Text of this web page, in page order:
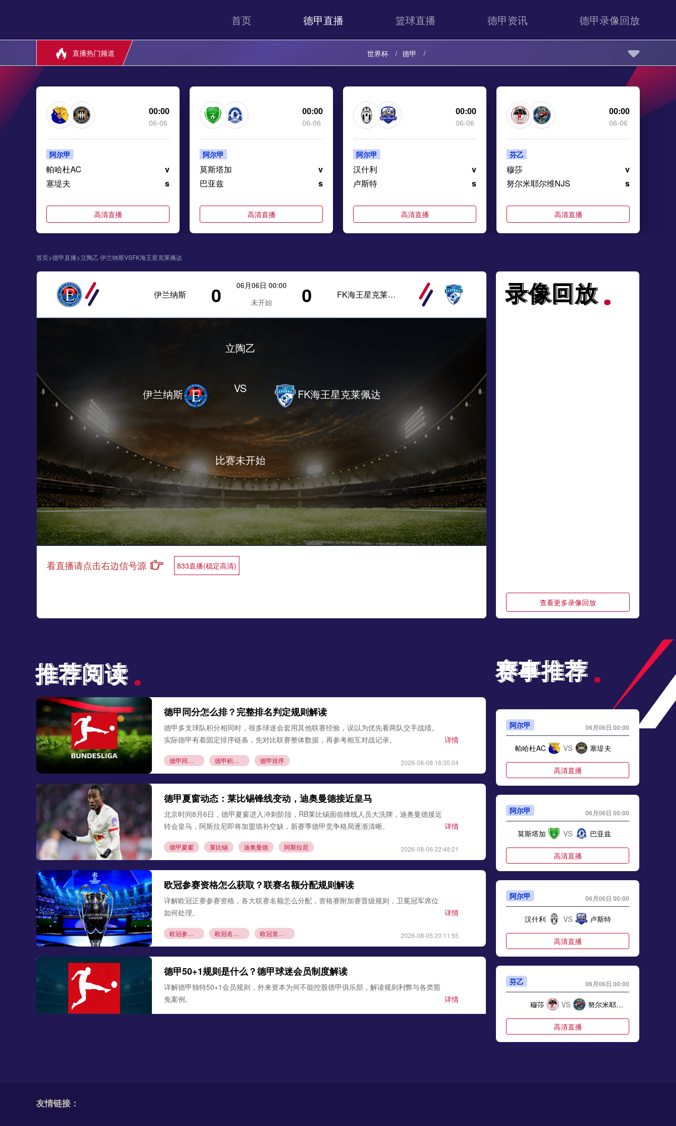
首页 德甲直播 篮球直播 德甲资讯 德甲录像回放
直播热门频道 世界杯 德甲
00:00
06-06
阿尔甲
帕哈杜AC
v
塞堤夫
s
高清直播
00:00
06-06
阿尔甲
莫斯塔加
v
巴亚兹
s
高清直播
00:00
06-06
阿尔甲
汉什利
v
卢斯特
s
高清直播
00:00
06-06
芬乙
穆莎
v
努尔米耶尔维NJS
s
高清直播
首页>德甲直播>立陶乙 伊兰纳斯VSFK海王星克莱佩达
伊兰纳斯 0
06月06日 00:00
未开始
0 FK海王星克莱佩达
伊兰纳斯
立陶乙
VS
比赛未开始
FK海王星克莱佩达
看直播请点击右边信号源 833直播(稳定高清)
录像回放
录像回放
查看更多录像回放
推荐阅读
推荐阅读
德甲同分怎么排？完整排名判定规则解读
德甲多支球队积分相同时，很多球迷会套用其他联赛经验，误以为优先看两队交手战绩。
实际德甲有着固定排序链条，先对比联赛整体数据，再参考相互对战记录。
详情
德甲同分排名 德甲积分榜规则
德甲排序
2026-08-08 16:35:04
德甲夏窗动态：莱比锡锋线变动，迪奥曼德接近皇马
北京时间8月6日，德甲夏窗进入冲刺阶段，RB莱比锡面临锋线人员大洗牌，迪奥曼德接近
转会皇马，阿斯拉尼即将加盟填补空缺，新赛季德甲竞争格局逐渐清晰。
详情
德甲夏窗 莱比锡 迪奥曼德 阿斯拉尼 2026-08-06 22:48:21
欧冠参赛资格怎么获取？联赛名额分配规则解读
详解欧冠正赛参赛资格，各大联赛名额怎么分配，资格赛附加赛晋级规则，卫冕冠军席位
如何处理。
详情
欧冠参赛资格 欧冠名额分配 欧冠资格赛规则 2026-08-05 20:11:55
德甲50+1规则是什么？德甲球迷会员制度解读
详解德甲独特50+1会员规则，外来资本为何不能控股德甲俱乐部，解读规则利弊与各类豁
免案例。
详情
赛事推荐
赛事推荐
阿尔甲 06月06日 00:00
帕哈杜AC VS 塞堤夫
高清直播
阿尔甲 06月06日 00:00
莫斯塔加 VS 巴亚兹
高清直播
阿尔甲 06月06日 00:00
汉什利 VS 卢斯特
高清直播
芬乙 06月06日 00:00
穆莎 VS 努尔米耶尔维NJS
高清直播
友情链接：